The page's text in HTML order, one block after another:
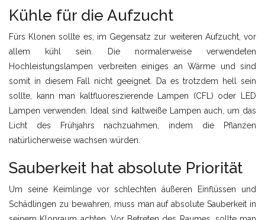
Kühle für die Aufzucht
Fürs Klonen sollte es, im Gegensatz zur weiteren Aufzucht, vor
allem kühl sein. Die normalerweise verwendeten
Hochleistungslampen verbreiten einiges an Wärme und sind
somit in diesem Fall nicht geeignet. Da es trotzdem hell sein
sollte, kann man kaltfluoreszierende Lampen (CFL) oder LED
Lampen verwenden. Ideal sind kaltweiße Lampen auch, um das
Licht des Frühjahrs nachzuahmen, indem die Pflanzen
natürlicherweise wachsen würden.
Sauberkeit hat absolute Priorität
Um seine Keimlinge vor schlechten äußeren Einflüssen und
Schädlingen zu bewahren, muss man auf absolute Sauberkeit in